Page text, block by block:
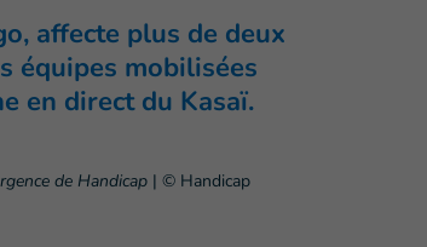
affecte plus de deux
équipes mobilisées
en direct du Kasaï.
de Handicap | © Handicap